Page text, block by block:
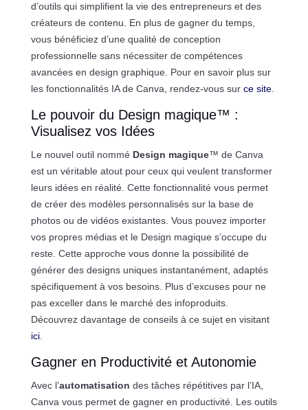
d’outils qui simplifient la vie des entrepreneurs et des
créateurs de contenu. En plus de gagner du temps,
vous bénéficiez d’une qualité de conception
professionnelle sans nécessiter de compétences
avancées en design graphique. Pour en savoir plus sur
les fonctionnalités IA de Canva, rendez-vous sur ce site.
Le pouvoir du Design magique™ :
Visualisez vos Idées
Le nouvel outil nommé Design magique™ de Canva
est un véritable atout pour ceux qui veulent transformer
leurs idées en réalité. Cette fonctionnalité vous permet
de créer des modèles personnalisés sur la base de
photos ou de vidéos existantes. Vous pouvez importer
vos propres médias et le Design magique s’occupe du
reste. Cette approche vous donne la possibilité de
générer des designs uniques instantanément, adaptés
spécifiquement à vos besoins. Plus d’excuses pour ne
pas exceller dans le marché des infoproduits.
Découvrez davantage de conseils à ce sujet en visitant
ici.
Gagner en Productivité et Autonomie
Avec l’automatisation des tâches répétitives par l’IA,
Canva vous permet de gagner en productivité. Les outils